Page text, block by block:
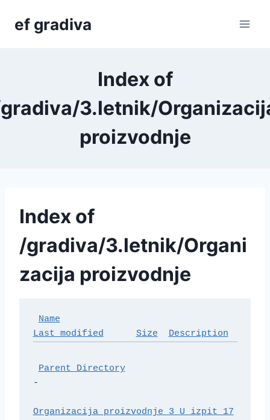
ef gradiva
Index of
3.letnik/
proizvodnje
Index of
/gradiva/3.letnik/Organi
zacija proizvodnje
Name
Last modified
Size Description
Parent Directory
-
Organizacija_proizvodnje_3_U_izpit_17